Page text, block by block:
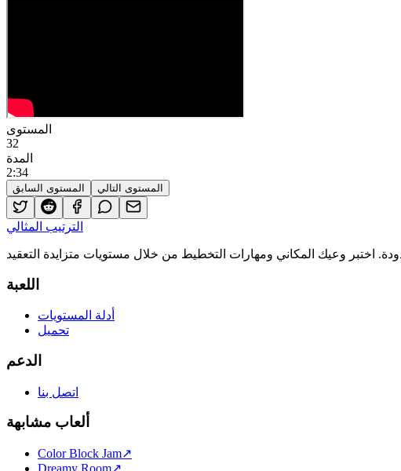
المستوى
32
المدة
2:34
المستوى السابق المستوى التالي
الترتيب المثالي
اللعبة
أدلة المستويات
تحميل
الدعم
اتصل بنا
ألعاب مشابهة
Color Block Jam↗️